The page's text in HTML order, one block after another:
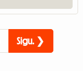
Sigu. ❯